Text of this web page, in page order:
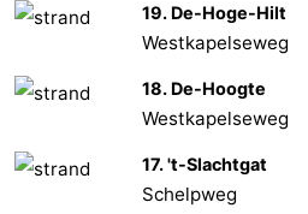
Sluis
Cadzand
-
19. De-Hoge-Hilt
Westkapelseweg
18. De-Hoogte
Westkapelseweg
17. 't-Slachtgat
Schelpweg